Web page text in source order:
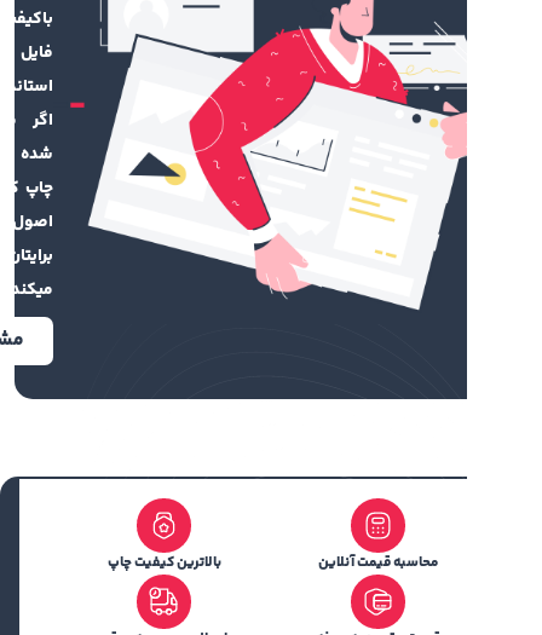
باکیفیت، نیاز به
فایل طراحی‌شده
استاندارد است.
اگر فایل طراحی
شده ندارید تیم
چاپ کهن با رعایت
اصول گرافیکی
برایتان طراحی
محاسبه قیمت آنلاین بالاترین کیفیت چاپ